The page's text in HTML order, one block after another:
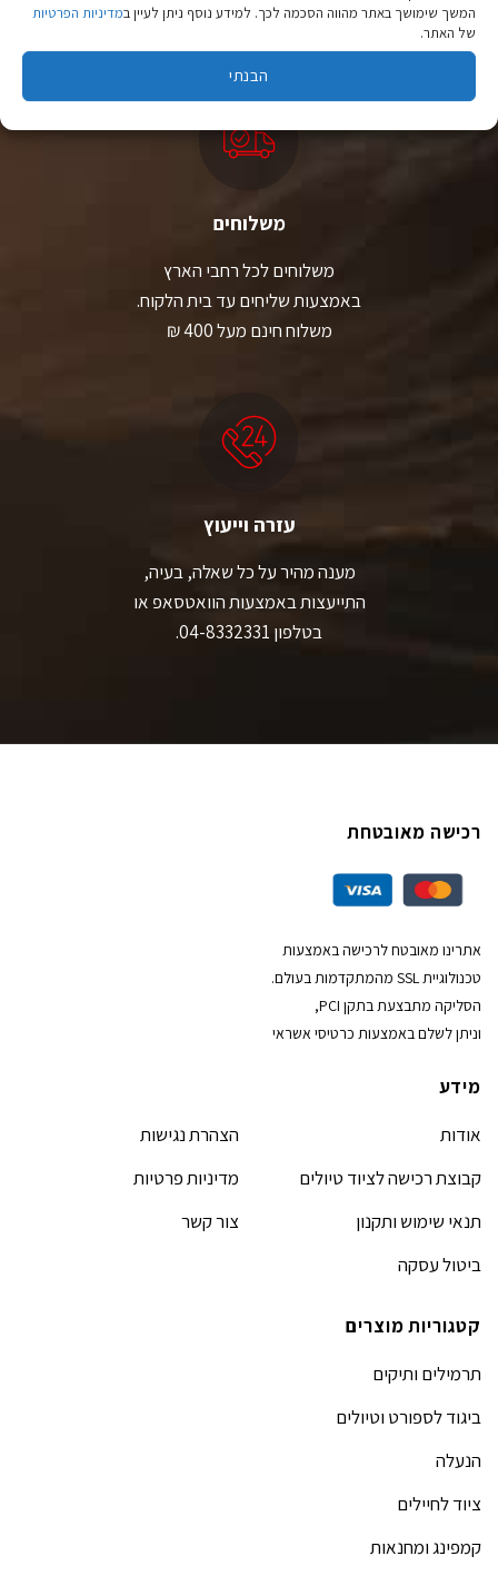
המשך שימושך באתר מהווה הסכמה לכך. למידע נוסף ניתן לעיין במדיניות הפרטיות
של האתר.
הבנתי
יבוא ישיר לצד מותגים מובילים במחירים ללא תחרות.
משלוחים
משלוחים לכל רחבי הארץ
באמצעות שליחים עד בית הלקוח.
משלוח חינם מעל 400 ₪
עזרה וייעוץ
מענה מהיר על כל שאלה, בעיה,
התייעצות באמצעות הוואטסאפ או
בטלפון 04-8332331.
רכישה מאובטחת
אתרינו מאובטח לרכישה באמצעות
טכנולוגיית SSL מהמתקדמות בעולם.
הסליקה מתבצעת בתקן PCI,
וניתן לשלם באמצעות כרטיסי אשראי
מידע
אודות
קבוצת רכישה לציוד טיולים
תנאי שימוש ותקנון
ביטול עסקה
הצהרת נגישות
מדיניות פרטיות
צור קשר
קטגוריות מוצרים
תרמילים ותיקים
ביגוד לספורט וטיולים
הנעלה
ציוד לחיילים
קמפינג ומחנאות